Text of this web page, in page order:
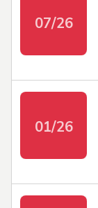
07/26
01/26